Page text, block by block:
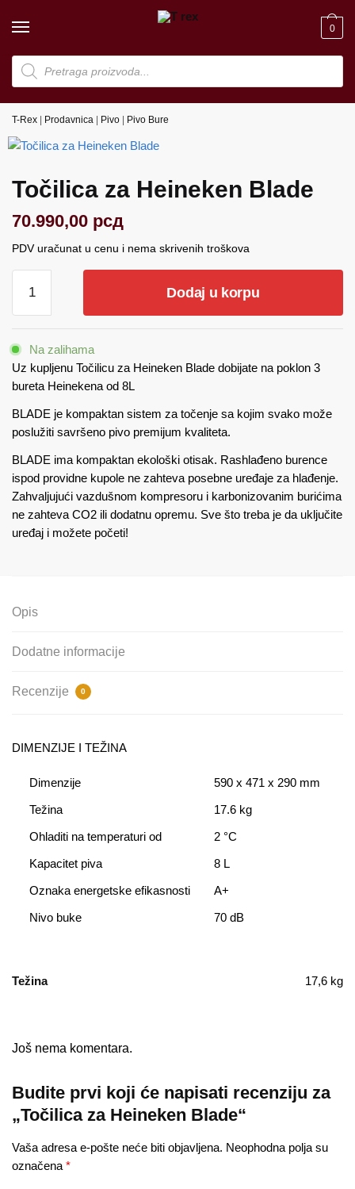
Products
search
0
T-Rex Prodavnica Pivo Pivo Bure
Točilica za Heineken Blade
70.990,00 рсд
PDV uračunat u cenu i nema skrivenih troškova
Heineken
količina
Dodaj u korpu
Na zalihama
Uz kupljenu Točilicu za Heineken Blade dobijate na poklon 3
bureta Heinekena od 8L
BLADE je kompaktan sistem za točenje sa kojim svako može
poslužiti savršeno pivo premijum kvaliteta.
BLADE ima kompaktan ekološki otisak. Rashlađeno burence
ispod providne kupole ne zahteva posebne uređaje za hlađenje.
Zahvaljujući vazdušnom kompresoru i karbonizovanim burićima
ne zahteva CO2 ili dodatnu opremu. Sve što treba je da uključite
uređaj i možete početi!
Opis
Dodatne informacije
Recenzije 0
DIMENZIJE I TEŽINA
Dimenzije
590 x 471 x 290 mm
Težina
17.6 kg
Ohladiti na temperaturi od
2 °C
Kapacitet piva
8 L
Oznaka energetske efikasnosti
A+
Nivo buke
70 dB
Težina 17,6 kg
Još nema komentara.
Budite prvi koji će napisati recenziju za
„Točilica za Heineken Blade“
Vaša adresa e-pošte neće biti objavljena. Neophodna polja su
označena*